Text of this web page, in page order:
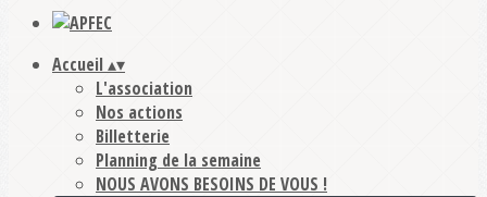
Accueil ▴▾
L'association
Nos actions
Billetterie
Planning de la semaine
NOUS AVONS BESOINS DE VOUS !